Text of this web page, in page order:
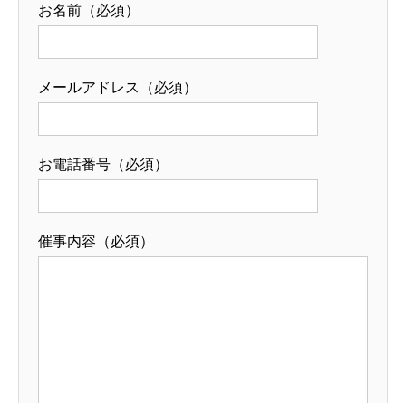
お名前（必須）
メールアドレス（必須）
お電話番号（必須）
催事内容（必須）